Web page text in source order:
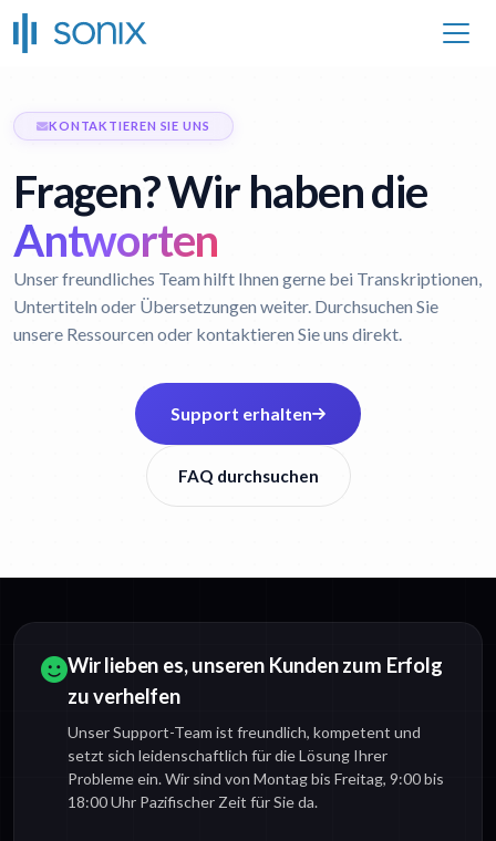
KONTAKTIEREN SIE UNS
Fragen? Wir haben die
Antworten
Unser freundliches Team hilft Ihnen gerne bei Transkriptionen,
Untertiteln oder Übersetzungen weiter. Durchsuchen Sie
unsere Ressourcen oder kontaktieren Sie uns direkt.
Support erhalten
FAQ durchsuchen
Wir lieben es, unseren Kunden zum Erfolg
zu verhelfen
Unser Support-Team ist freundlich, kompetent und
setzt sich leidenschaftlich für die Lösung Ihrer
Probleme ein. Wir sind von Montag bis Freitag, 9:00 bis
18:00 Uhr Pazifischer Zeit für Sie da.